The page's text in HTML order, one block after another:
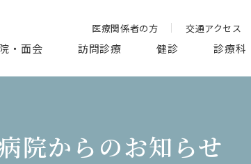
医療関係者の方 交通アクセス
・面会 訪問診療 健診 診療科
院からのお知らせ